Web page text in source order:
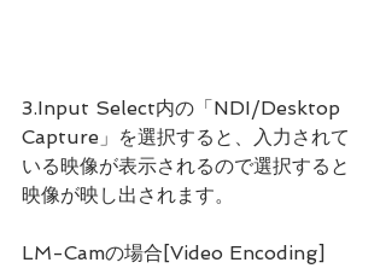
3.Input Select内の「NDI/Desktop
Capture」を選択すると、入力されて
いる映像が表示されるので選択すると
映像が映し出されます。
LM-Camの場合[Video Encoding]